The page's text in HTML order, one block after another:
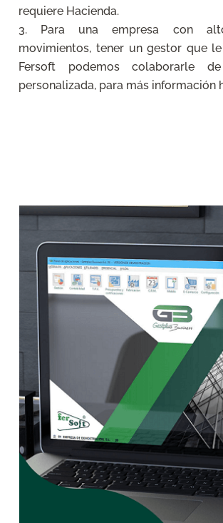
requiere Hacienda.
Para una empresa con
movimientos, tener un gestor que
Fersoft podemos colaborarle
personalizada, para más información